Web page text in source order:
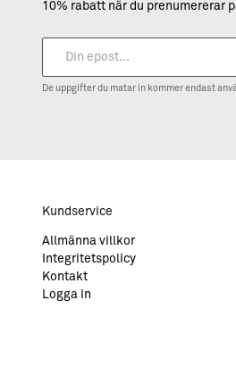
10% rabatt när du prenumererar
De uppgifter du matar in kommer endast
Kundservice
Allmänna villkor
Integritetspolicy
Kontakt
Logga in